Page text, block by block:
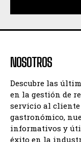
NOSOTROS
Descubre las
en la gestión de
servicio al
gastronómico,
informativos y
éxito en la